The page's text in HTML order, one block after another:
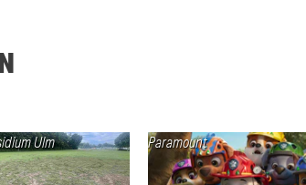
Ulm Paramount